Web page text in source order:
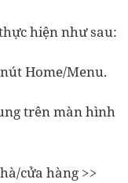
hiện như sau:
Home/Menu.
trên màn hình
cửa hàng >>